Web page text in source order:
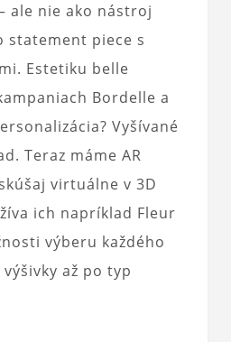
ale nie ako nástroj
statement piece s
Estetiku belle
Bordelle a
Vyšívané
Teraz máme AR
virtuálne v 3D
ich napríklad Fleur
výberu každého
až po typ